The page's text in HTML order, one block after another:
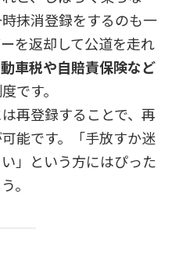
抹消登録をするのも一
を返却して公道を走れ
車税や自賠責保険など
です。
再登録することで、再
能です。「手放すか迷
」という方にはぴった
。